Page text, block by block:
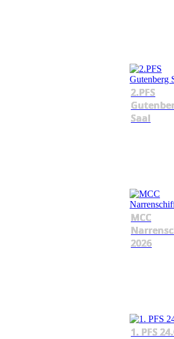
2.PFS
Saal
MCC
2026
1. PFS